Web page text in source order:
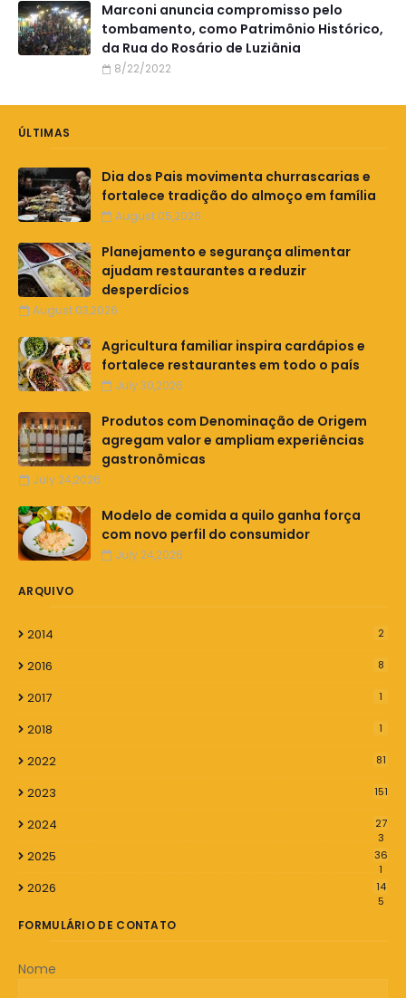
Marconi anuncia compromisso pelo
tombamento, como Patrimônio Histórico,
da Rua do Rosário de Luziânia
8/22/2022
ÚLTIMAS
Dia dos Pais movimenta churrascarias e
fortalece tradição do almoço em família
August 05,2026
Planejamento e segurança alimentar
ajudam restaurantes a reduzir
desperdícios
August 03,2026
Agricultura familiar inspira cardápios e
fortalece restaurantes em todo o país
July 30,2026
Produtos com Denominação de Origem
agregam valor e ampliam experiências
gastronômicas
July 24,2026
Modelo de comida a quilo ganha força
com novo perfil do consumidor
July 24,2026
ARQUIVO
2014 2
2016 8
2017 1
2018 1
2022 81
2023 151
2024
27
3
2025
36
1
2026
14
5
FORMULÁRIO DE CONTATO
Nome